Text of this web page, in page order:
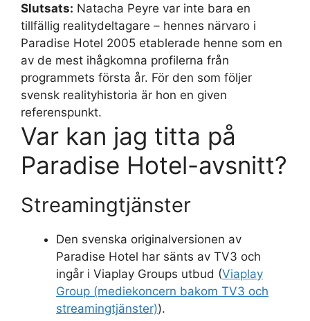
Slutsats: Natacha Peyre var inte bara en
tillfällig realitydeltagare – hennes närvaro i
Paradise Hotel 2005 etablerade henne som en
av de mest ihågkomna profilerna från
programmets första år. För den som följer
svensk realityhistoria är hon en given
referenspunkt.
Var kan jag titta på
Paradise Hotel-avsnitt?
Streamingtjänster
Den svenska originalversionen av
Paradise Hotel har sänts av TV3 och
ingår i Viaplay Groups utbud (Viaplay
Group (mediekoncern bakom TV3 och
streamingtjänster)).